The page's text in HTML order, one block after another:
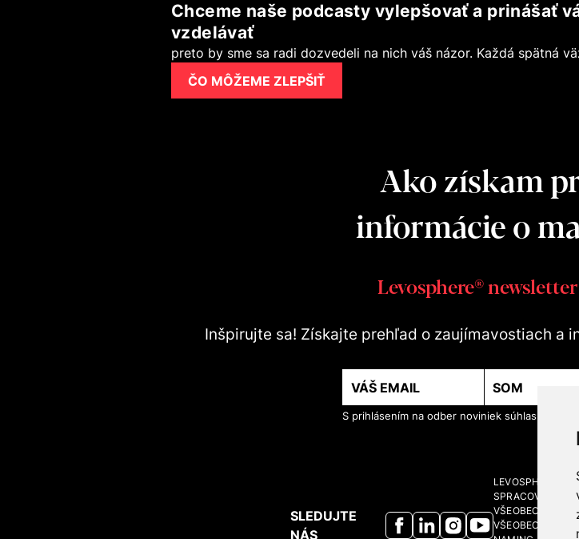
Chceme naše podcasty vylepšovať a prinášať
vzdelávať
preto by sme sa radi dozvedeli na nich váš názor. Každá spätná
ČO MÔŽEME ZLEPŠIŤ
Ako získam
informácie o
Levosphere®
Inšpirujte sa! Získajte prehľad o zaujímavostiach a
S prihlásením na odber noviniek súhlasíte so
SLEDUJTE
NÁS
LEVOSPHERE A
SPRACOVANIE
VŠEOBECNÉ
VŠEOBECNÉ